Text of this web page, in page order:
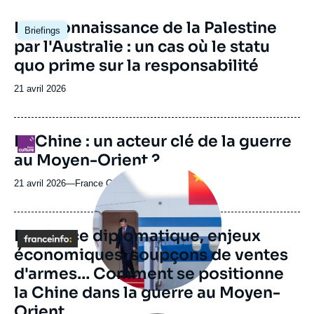
Briefings
Image
principale
La reconnaissance de la Palestine
par l'Australie : un cas où le statu
quo prime sur la responsabilité
Date
publication
21 avril 2026
Logo
La Chine : un acteur clé de la guerre
au Moyen-Orient ?
21 avril 2026—Nom
journal,
revue
ou
émission
France Culture
Logo
Image
principale
médiatique
Prudence diplomatique, enjeux
économiques, soupçons de ventes
d'armes… Comment se positionne
la Chine dans la guerre au Moyen-